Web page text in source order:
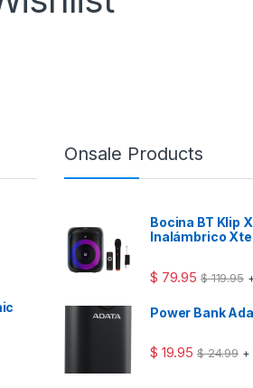
Onsale Products
Bocina BT Klip
Inalámbrico
$ 79.95 $119.95
Power Bank
$ 19.95 $24.99 +